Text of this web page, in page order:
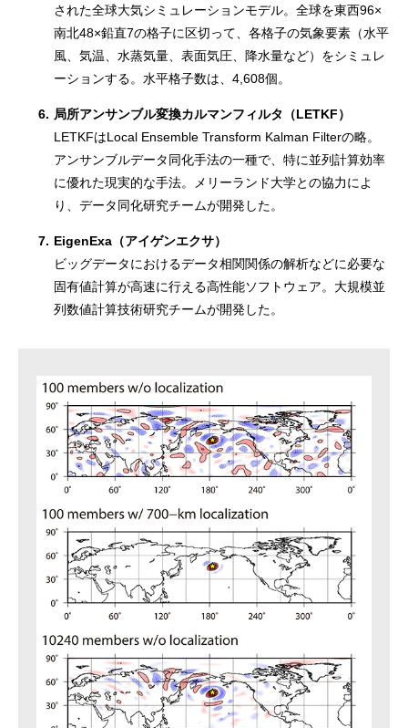
された全球大気シミュレーションモデル。全球を東西96×
南北48×鉛直7の格子に区切って、各格子の気象要素（水平
風、気温、水蒸気量、表面気圧、降水量など）をシミュレ
ーションする。水平格子数は、4,608個。
6. 局所アンサンブル変換カルマンフィルタ（LETKF）
LETKFはLocal Ensemble Transform Kalman Filterの略。
アンサンブルデータ同化手法の一種で、特に並列計算効率
に優れた現実的な手法。メリーランド大学との協力によ
り、データ同化研究チームが開発した。
7. EigenExa（アイゲンエクサ）
ビッグデータにおけるデータ相関関係の解析などに必要な
固有値計算が高速に行える高性能ソフトウェア。大規模並
列数値計算技術研究チームが開発した。